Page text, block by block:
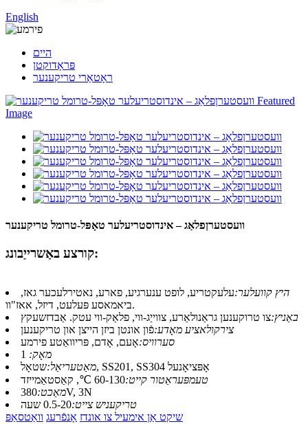
English
היים
פּראָדוקטן
ראָטאַרי טריקענער
וועסטערןפלאַג – אינדוסטריעלער טאָפּל-טרומל טריקענער
קורצע באַשרייַבונג:
היץ קוועלער:עלעקטריע, לופט ענערגיע, פארע, נאטירלעכער גאז,
ביאמאסע פּעלעט, דיזל, אאז"וו.
באַניץ:צו טרוקענען גראַנולאַרע, צווייַג-ווי, פלאַק-ווי עטק. אַבדזשעקץ
צירקולאציע מאָדע:פֿון אונטן ביזן הייצן און טריקענען
סערוויס:אָעם, אָדם, פּריוואַטע פירמע
מאָק:
מאַטעריאַל:
שטאָל, SS201, SS304 אָפּציאָנעל
טעמפּעראַטור קייט:60-130 ℃, קאַסטאַמייזד
מאַכט:380V, 3N
טריקעניש צייט:0.5-20 שעה
שיקט אַן אימעיל צו אונדז אָנפֿרעג וואַטסאַפּ